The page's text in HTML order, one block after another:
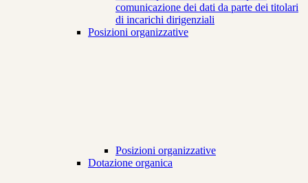
comunicazione dei dati da parte dei titolari
di incarichi dirigenziali
Posizioni organizzative
Posizioni organizzative
Dotazione organica